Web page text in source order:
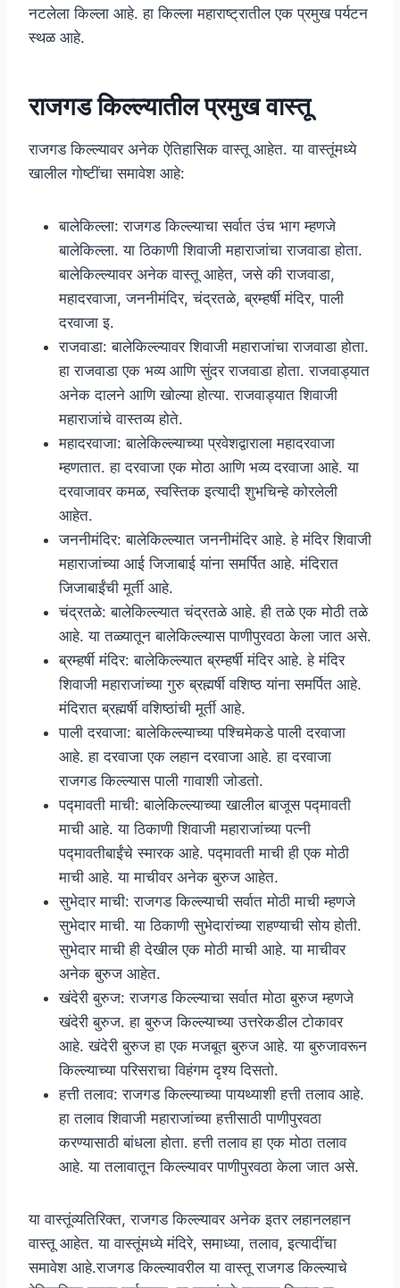
नटलेला किल्ला आहे. हा किल्ला महाराष्ट्रातील एक प्रमुख पर्यटन
स्थळ आहे.
राजगड किल्ल्यातील प्रमुख वास्तू
राजगड किल्ल्यावर अनेक ऐतिहासिक वास्तू आहेत. या वास्तूंमध्ये
खालील गोष्टींचा समावेश आहे:
बालेकिल्ला: राजगड किल्ल्याचा सर्वात उंच भाग म्हणजे
बालेकिल्ला. या ठिकाणी शिवाजी महाराजांचा राजवाडा होता.
बालेकिल्ल्यावर अनेक वास्तू आहेत, जसे की राजवाडा,
महादरवाजा, जननीमंदिर, चंद्रतळे, ब्रम्हर्षी मंदिर, पाली
दरवाजा इ.
राजवाडा: बालेकिल्ल्यावर शिवाजी महाराजांचा राजवाडा होता.
हा राजवाडा एक भव्य आणि सुंदर राजवाडा होता. राजवाड्यात
अनेक दालने आणि खोल्या होत्या. राजवाड्यात शिवाजी
महाराजांचे वास्तव्य होते.
महादरवाजा: बालेकिल्ल्याच्या प्रवेशद्वाराला महादरवाजा
म्हणतात. हा दरवाजा एक मोठा आणि भव्य दरवाजा आहे. या
दरवाजावर कमळ, स्वस्तिक इत्यादी शुभचिन्हे कोरलेली
आहेत.
जननीमंदिर: बालेकिल्ल्यात जननीमंदिर आहे. हे मंदिर शिवाजी
महाराजांच्या आई जिजाबाई यांना समर्पित आहे. मंदिरात
जिजाबाईंची मूर्ती आहे.
चंद्रतळे: बालेकिल्ल्यात चंद्रतळे आहे. ही तळे एक मोठी तळे
आहे. या तळ्यातून बालेकिल्ल्यास पाणीपुरवठा केला जात असे.
ब्रम्हर्षी मंदिर: बालेकिल्ल्यात ब्रम्हर्षी मंदिर आहे. हे मंदिर
शिवाजी महाराजांच्या गुरु ब्रह्मर्षी वशिष्ठ यांना समर्पित आहे.
मंदिरात ब्रह्मर्षी वशिष्ठांची मूर्ती आहे.
पाली दरवाजा: बालेकिल्ल्याच्या पश्चिमेकडे पाली दरवाजा
आहे. हा दरवाजा एक लहान दरवाजा आहे. हा दरवाजा
राजगड किल्ल्यास पाली गावाशी जोडतो.
पद्मावती माची: बालेकिल्ल्याच्या खालील बाजूस पद्मावती
माची आहे. या ठिकाणी शिवाजी महाराजांच्या पत्नी
पद्मावतीबाईंचे स्मारक आहे. पद्मावती माची ही एक मोठी
माची आहे. या माचीवर अनेक बुरुज आहेत.
सुभेदार माची: राजगड किल्ल्याची सर्वात मोठी माची म्हणजे
सुभेदार माची. या ठिकाणी सुभेदारांच्या राहण्याची सोय होती.
सुभेदार माची ही देखील एक मोठी माची आहे. या माचीवर
अनेक बुरुज आहेत.
खंदेरी बुरुज: राजगड किल्ल्याचा सर्वात मोठा बुरुज म्हणजे
खंदेरी बुरुज. हा बुरुज किल्ल्याच्या उत्तरेकडील टोकावर
आहे. खंदेरी बुरुज हा एक मजबूत बुरुज आहे. या बुरुजावरून
किल्ल्याच्या परिसराचा विहंगम दृश्य दिसतो.
हत्ती तलाव: राजगड किल्ल्याच्या पायथ्याशी हत्ती तलाव आहे.
हा तलाव शिवाजी महाराजांच्या हत्तीसाठी पाणीपुरवठा
करण्यासाठी बांधला होता. हत्ती तलाव हा एक मोठा तलाव
आहे. या तलावातून किल्ल्यावर पाणीपुरवठा केला जात असे.
या वास्तूंव्यतिरिक्त, राजगड किल्ल्यावर अनेक इतर लहानलहान
वास्तू आहेत. या वास्तूंमध्ये मंदिरे, समाध्या, तलाव, इत्यादींचा
समावेश आहे.राजगड किल्ल्यावरील या वास्तू राजगड किल्ल्याचे